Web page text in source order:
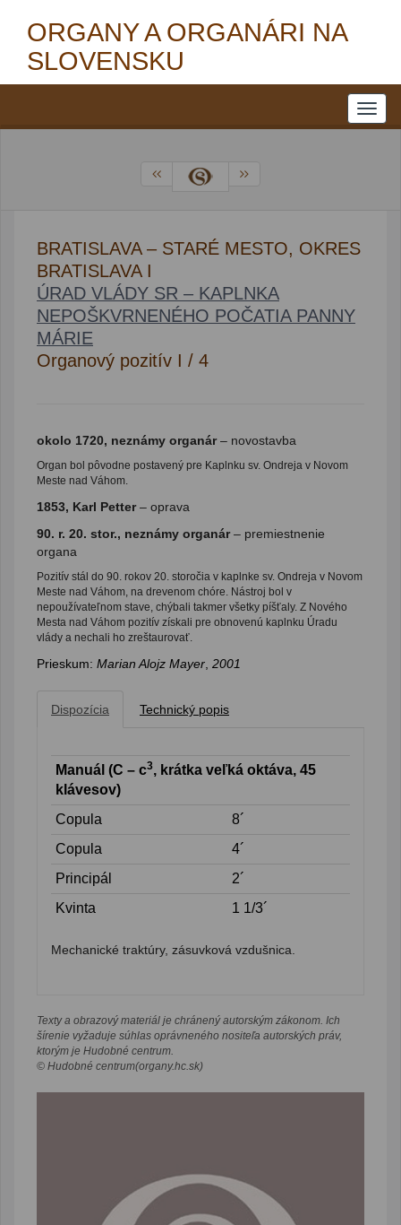
ORGANY A ORGANÁRI NA
SLOVENSKU
BRATISLAVA – STARÉ MESTO, OKRES
BRATISLAVA I
ÚRAD VLÁDY SR – KAPLNKA
NEPOŠKVRNENÉHO POČATIA PANNY
MÁRIE
Organový pozitív I / 4
okolo 1720, neznámy organár– novostavba
Organ bol pôvodne postavený pre Kaplnku sv. Ondreja v Novom
Meste nad Váhom.
1853, Karl Petter– oprava
90. r. 20. stor., neznámy organár– premiestnenie
organa
Pozitív stál do 90. rokov 20. storočia v kaplnke sv. Ondreja v Novom
Meste nad Váhom, na drevenom chóre. Nástroj bol v
nepoužívateľnom stave, chýbali takmer všetky píšťaly. Z Nového
Mesta nad Váhom pozitív získali pre obnovenú kaplnku Úradu
vlády a nechali ho zreštaurovať.
Prieskum: Marian Alojz Mayer 2001
Dispozícia Technický popis
Manuál (C – c3, krátka veľká oktáva, 45
klávesov)
Copula
8´
Copula
4´
Principál
2´
Kvinta
1 1/3´
Mechanické traktúry, zásuvková vzdušnica.
Texty a obrazový materiál je chránený autorským zákonom. Ich
šírenie vyžaduje súhlas oprávneného nositeľa autorských práv,
ktorým je Hudobné centrum.
© Hudobné centrum(organy.hc.sk)